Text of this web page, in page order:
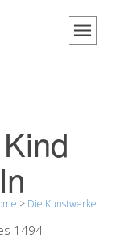
> Die Kunstwerke
1494